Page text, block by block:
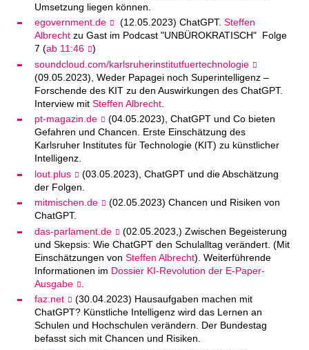
Umsetzung liegen können.
egovernment.de
(12.05.2023) ChatGPT. Steffen
Albrechtzu Gast im Podcast "UNBÜROKRATISCH" Folge
7 (ab 11:46
)
soundcloud.com/karlsruherinstitutfuertechnologie
(09.05.2023), Weder Papagei noch Superintelligenz –
Forschende des KIT zu den Auswirkungen des ChatGPT.
Interview mit Steffen Albrecht.
pt-magazin.de
(04.05.2023), ChatGPT und Co bieten
Gefahren und Chancen. Erste Einschätzung des
Karlsruher Institutes für Technologie (KIT) zu künstlicher
Intelligenz.
lout.plus
(03.05.2023), ChatGPT und die Abschätzung
der Folgen.
mitmischen.de
(02.05.2023) Chancen und Risiken von
ChatGPT.
das-parlament.de
(02.05.2023,) Zwischen Begeisterung
und Skepsis: Wie ChatGPT den Schulalltag verändert. (Mit
Einschätzungen von Steffen Albrecht). Weiterführende
Informationen im Dossier KI-Revolution der E-Paper-
Ausgabe
faz.net
(30.04.2023) Hausaufgaben machen mit
ChatGPT? Künstliche Intelligenz wird das Lernen an
Schulen und Hochschulen verändern. Der Bundestag
befasst sich mit Chancen und Risiken.